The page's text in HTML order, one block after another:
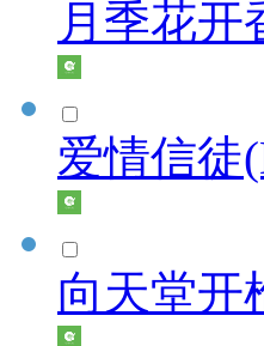
月季花开
爱情信徒
向天堂开